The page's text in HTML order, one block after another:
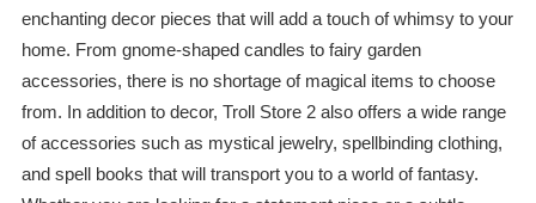
enchanting decor pieces that will add a touch of whimsy to your
home. From gnome-shaped candles to fairy garden
accessories, there is no shortage of magical items to choose
from. In addition to decor, Troll Store 2 also offers a wide range
of accessories such as mystical jewelry, spellbinding clothing,
and spell books that will transport you to a world of fantasy.